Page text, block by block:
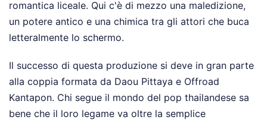
romantica liceale. Qui c'è di mezzo una maledizione,
un potere antico e una chimica tra gli attori che buca
letteralmente lo schermo.
Il successo di questa produzione si deve in gran parte
alla coppia formata da Daou Pittaya e Offroad
Kantapon. Chi segue il mondo del pop thailandese sa
bene che il loro legame va oltre la semplice